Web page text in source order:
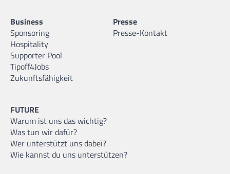
Business
Sponsoring
Hospitality
Supporter Pool
Tipoff4Jobs
Zukunftsfähigkeit
Presse
Presse-Kontakt
FUTURE
Warum ist uns das wichtig?
Was tun wir dafür?
Wer unterstützt uns dabei?
Wie kannst du uns unterstützen?